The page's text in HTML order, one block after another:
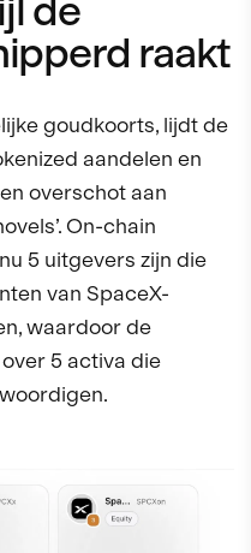
de
raakt
goudkoorts, lijdt de
aandelen en
overschot aan
On-chain
5 uitgevers zijn die
van SpaceX-
waardoor de
5 activa die